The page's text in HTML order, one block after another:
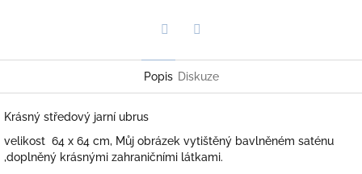
Popis Diskuze
Krásný středový jarní ubrus
velikost 64 x 64 cm, Můj obrázek vytištěný bavlněném saténu
,doplněný krásnými zahraničními látkami.